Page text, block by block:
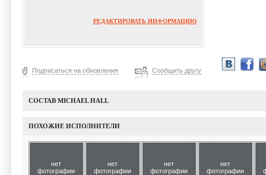
РЕДАКТИРОВАТЬ ИНФОРМАЦИЮ
Подписаться на обновления Сообщить другу
СОСТАВ MICHAEL HALL
ПОХОЖИЕ ИСПОЛНИТЕЛИ
нет
фотографии
нет
фотографии
нет
фотографии
нет
фотографии